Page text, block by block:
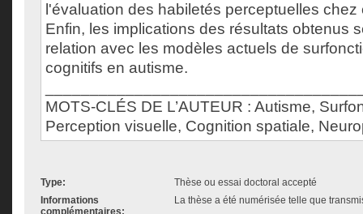
l'évaluation des habiletés perceptuelles
Enfin, les implications des résultats obtenus
relation avec les modèles actuels de
cognitifs en autisme.
MOTS-CLÉS DE L’AUTEUR : Autisme,
Perception visuelle, Cognition spatiale,
Type:
Thèse ou essai doctoral accepté
Informations
complémentaires:
La thèse a été numérisée telle que